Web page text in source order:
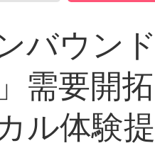
バウン
需要開
ル体験